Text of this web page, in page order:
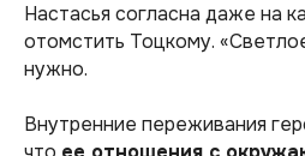
Настасья согласна даже на
отомстить Тоцкому.
нужно.
Внутренние переживания